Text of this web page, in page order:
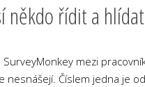
někdo řídit a
mezi
nesnášejí. Číslem jedna je